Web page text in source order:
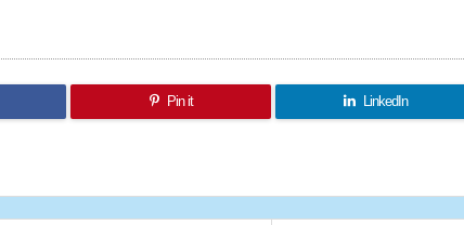
Pin it LinkedIn